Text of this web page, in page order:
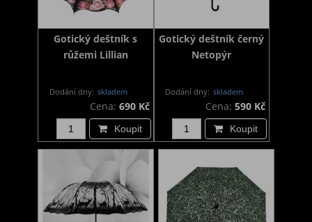
Gotický deštník s
růžemi Lillian
Dodání dny: skladem
Cena: 690 Kč
Koupit
Gotický deštník černý
Netopýr
Dodání dny: skladem
Cena:590 Kč
Koupit